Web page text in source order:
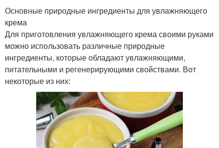
Основные природные ингредиенты для увлажняющего
крема
Для приготовления увлажняющего крема своими руками
можно использовать различные природные
ингредиенты, которые обладают увлажняющими,
питательными и регенерирующими свойствами. Вот
некоторые из них: